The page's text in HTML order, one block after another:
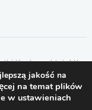
Krakowskiej. All
jakość na
na temat plików
w ustawieniach